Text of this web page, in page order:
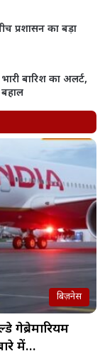
प्रशासन का बड़ा
बारिश का अलर्ट,
बिज़नेस
गेब्रेमारियम
में…